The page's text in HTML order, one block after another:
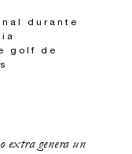
durante
golf de
extra genera un